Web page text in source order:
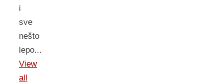
i
sve
nešto
lepo...
View
all